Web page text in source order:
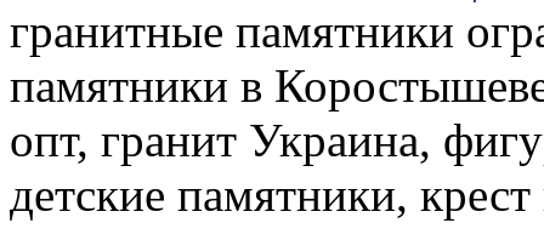
гранитные памятники
памятники в
опт, гранит Украина,
детские памятники,